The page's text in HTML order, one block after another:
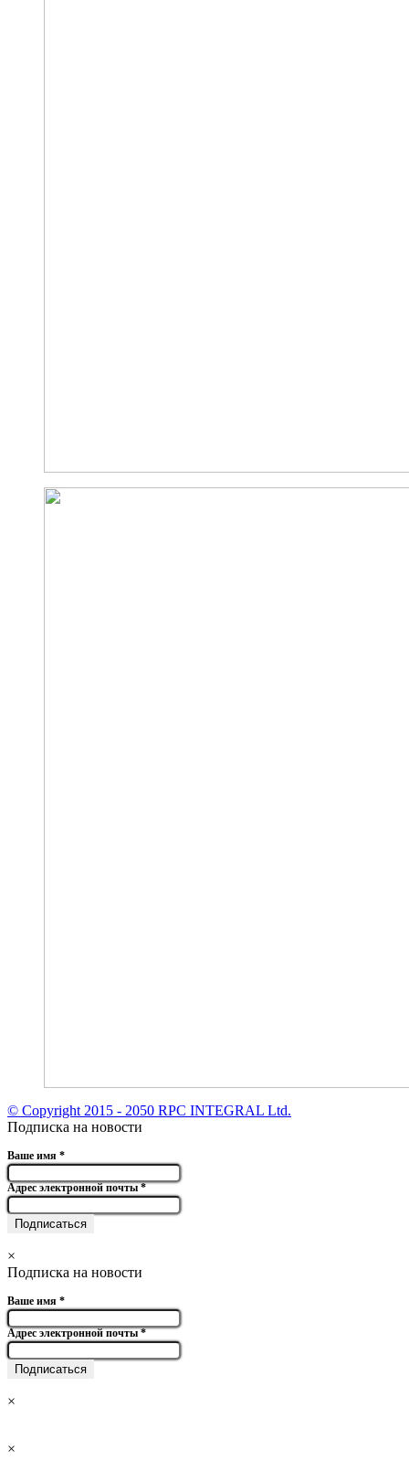
© Copyright 2015 - 2050 RPC INTEGRAL Ltd.
Подписка на новости
Ваше имя *
Адрес электронной почты*
×
Подписка на новости
Ваше имя *
Адрес электронной почты*
×
×